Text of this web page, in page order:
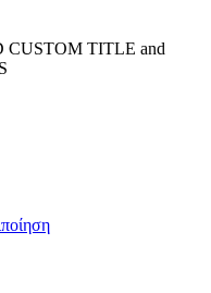
TITLE and